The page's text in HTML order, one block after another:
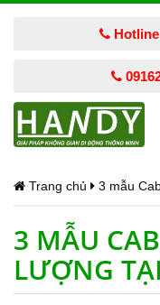
Trang chủ 3 mẫu
3 MẪU
LƯỢNG